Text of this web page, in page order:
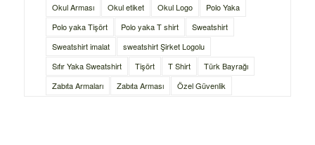
Okul Arması
Okul etiket Okul Logo
Polo Yaka
Polo yaka Tişört
Polo yaka T shirt
Sweatshirt
Sweatshirt imalat
sweatshirt Şirket Logolu
Sıfır Yaka Sweatshirt
Tişört T Shirt
Türk Bayrağı
Zabıta Armaları
Zabıta Arması Özel Güvenlik